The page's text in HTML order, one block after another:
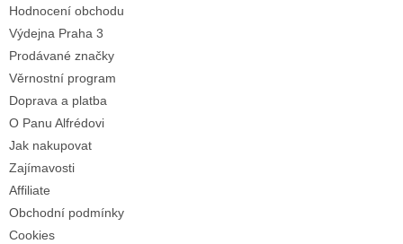
Hodnocení obchodu
Výdejna Praha 3
Prodávané značky
Věrnostní program
Doprava a platba
O Panu Alfrédovi
Jak nakupovat
Zajímavosti
Affiliate
Obchodní podmínky
Cookies